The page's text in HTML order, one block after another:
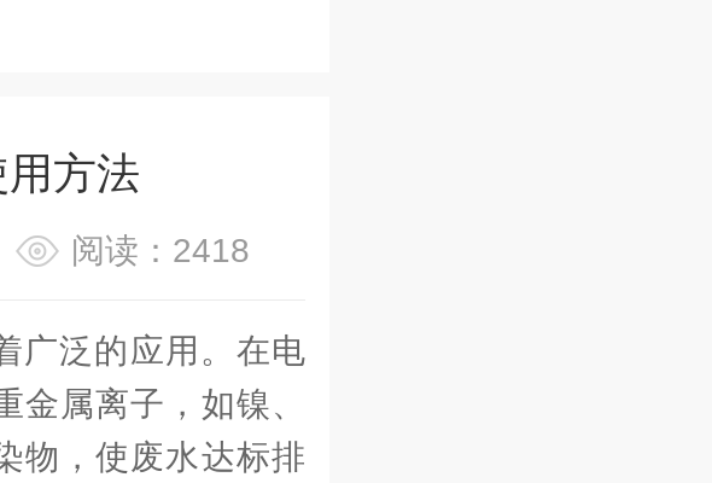
方法
阅读：2418
泛的应用。在电
属离子，如镍、
物，使废水达标排